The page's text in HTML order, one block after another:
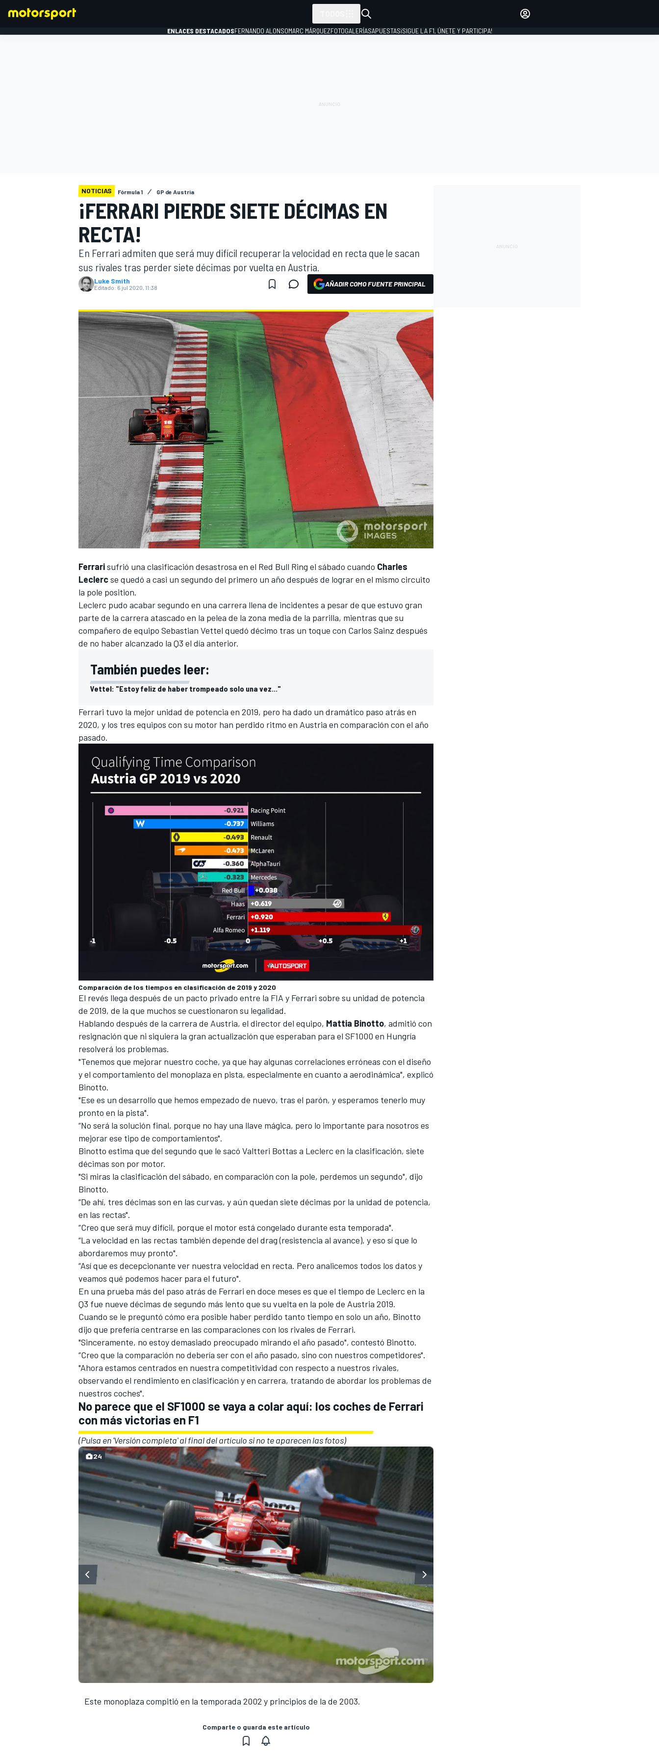
WEC FÓRMULA E
MÁS CATEGORÍAS
ENLACES DESTACADOSFERNANDO ALONSOMARC MÁRQUEZFOTOGALERÍASAPUESTAS¡SIGUE LA F1, ÚNETE Y PARTICIPA!
NOTICIAS Fórmula 1 GP de Austria
¡FERRARI PIERDE SIETE DÉCIMAS EN
RECTA!
En Ferrari admiten que será muy difícil recuperar la velocidad en recta que le sacan
sus rivales tras perder siete décimas por vuelta en Austria.
Luke Smith
Editado: 6 jul 2020, 11:38 AÑADIR COMO FUENTE PRINCIPAL
Ferrarisufrió una clasificación desastrosa en el Red Bull Ring el sábado cuando Charles
Leclercse quedó a casi un segundo del primero un año después de lograr en el mismo circuito
la pole position.
Leclerc pudo acabar segundo en una carrera llena de incidentes a pesar de que estuvo gran
parte de la carrera atascado en la pelea de la zona media de la parrilla, mientras que su
compañero de equipo Sebastian Vettel quedó décimo tras un toque con Carlos Sainz después
de no haber alcanzado la Q3 el día anterior.
También puedes leer:
Vettel: "Estoy feliz de haber trompeado solo una vez..."
Ferrari tuvo la mejor unidad de potencia en 2019, pero ha dado un dramático paso atrás en
2020, y los tres equipos con su motor han perdido ritmo en Austria en comparación con el año
pasado.
Comparación de los tiempos en clasificación de 2019 y 2020
El revés llega después de un pacto privado entre la FIA y Ferrari sobre su unidad de potencia
de 2019, de la que muchos se cuestionaron su legalidad.
Hablando después de la carrera de Austria, el director del equipo, Mattia Binotto, admitió con
resignación que ni siquiera la gran actualización que esperaban para el SF1000 en Hungría
resolverá los problemas.
"Tenemos que mejorar nuestro coche, ya que hay algunas correlaciones erróneas con el diseño
y el comportamiento del monoplaza en pista, especialmente en cuanto a aerodinámica", explicó
Binotto.
"Ese es un desarrollo que hemos empezado de nuevo, tras el parón, y esperamos tenerlo muy
pronto en la pista".
“No será la solución final, porque no hay una llave mágica, pero lo importante para nosotros es
mejorar ese tipo de comportamientos".
Binotto estima que del segundo que le sacó Valtteri Bottas a Leclerc en la clasificación, siete
décimas son por motor.
"Si miras la clasificación del sábado, en comparación con la pole, perdemos un segundo", dijo
Binotto.
“De ahí, tres décimas son en las curvas, y aún quedan siete décimas por la unidad de potencia,
en las rectas".
“Creo que será muy difícil, porque el motor está congelado durante esta temporada".
“La velocidad en las rectas también depende del drag (resistencia al avance), y eso sí que lo
abordaremos muy pronto".
“Así que es decepcionante ver nuestra velocidad en recta. Pero analicemos todos los datos y
veamos qué podemos hacer para el futuro".
En una prueba más del paso atrás de Ferrari en doce meses es que el tiempo de Leclerc en la
Q3 fue nueve décimas de segundo más lento que su vuelta en la pole de Austria 2019.
Cuando se le preguntó cómo era posible haber perdido tanto tiempo en solo un año, Binotto
dijo que prefería centrarse en las comparaciones con los rivales de Ferrari.
"Sinceramente, no estoy demasiado preocupado mirando el año pasado", contestó Binotto.
“Creo que la comparación no debería ser con el año pasado, sino con nuestros competidores".
"Ahora estamos centrados en nuestra competitividad con respecto a nuestros rivales,
observando el rendimiento en clasificación y en carrera, tratando de abordar los problemas de
nuestros coches".
No parece que el SF1000 se vaya a colar aquí: los coches de Ferrari
con más victorias en F1
(Pulsa en 'Versión completa' al final del artículo si no te aparecen las fotos)
Este monoplaza compitió en la temporada 2002 y principios de la de 2003.
24
Comparte o guarda este artículo